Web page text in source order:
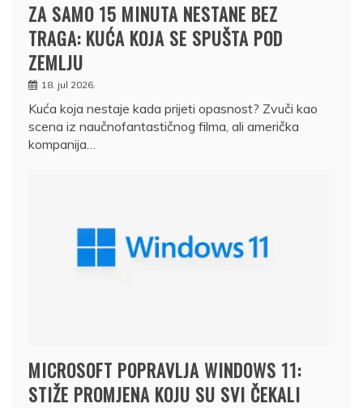
ZA SAMO 15 MINUTA NESTANE BEZ
TRAGA: KUĆA KOJA SE SPUŠTA POD
ZEMLJU
18. jul 2026.
Kuća koja nestaje kada prijeti opasnost? Zvuči kao
scena iz naučnofantastičnog filma, ali američka
kompanija…
MICROSOFT POPRAVLJA WINDOWS 11:
STIŽE PROMJENA KOJU SU SVI ČEKALI